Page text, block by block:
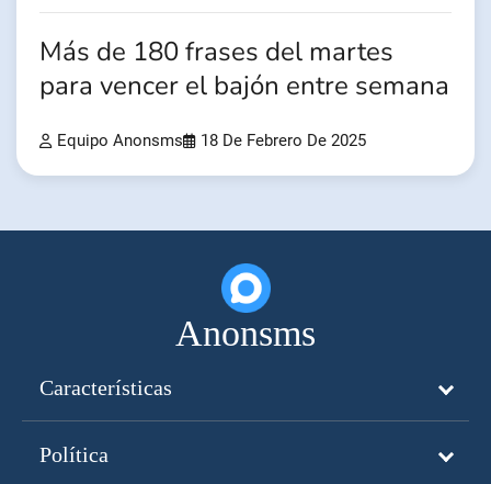
Más de 180 frases del martes
para vencer el bajón entre semana
Equipo Anonsms 18 De Febrero De 2025
Anonsms
Características
Política